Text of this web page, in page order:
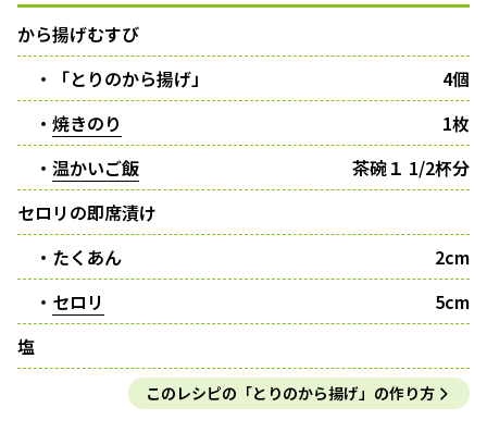
から揚げむすび
・「とりのから揚げ」
4個
・ 焼きのり
1枚
・ 温かいご飯
茶碗１ 1/2杯分
セロリの即席漬け
・たくあん
2cm
・ セロリ
5cm
塩
このレシピの「とりのから揚げ」の作り方